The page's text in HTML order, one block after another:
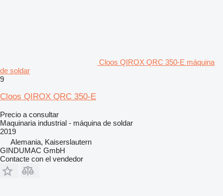
Cloos QIROX QRC 350-E máquina
de soldar
9
Cloos QIROX QRC 350-E
Precio a consultar
Maquinaria industrial - máquina de soldar
2019
Alemania, Kaiserslautern
GINDUMAC GmbH
Contacte con el vendedor